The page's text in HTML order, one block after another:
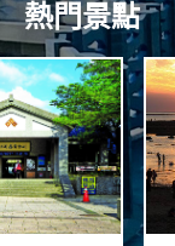
N O
H
A
N
N
S
A
熱門景點